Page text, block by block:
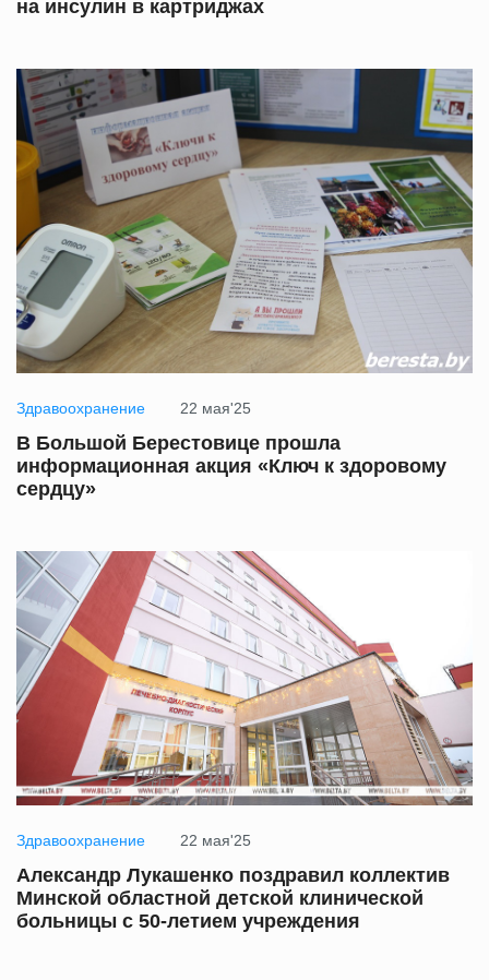
на инсулин в картриджах
Здравоохранение 22 мая'25
В Большой Берестовице прошла
информационная акция «Ключ к здоровому
сердцу»
Здравоохранение 22 мая'25
Александр Лукашенко поздравил коллектив
Минской областной детской клинической
больницы с 50-летием учреждения